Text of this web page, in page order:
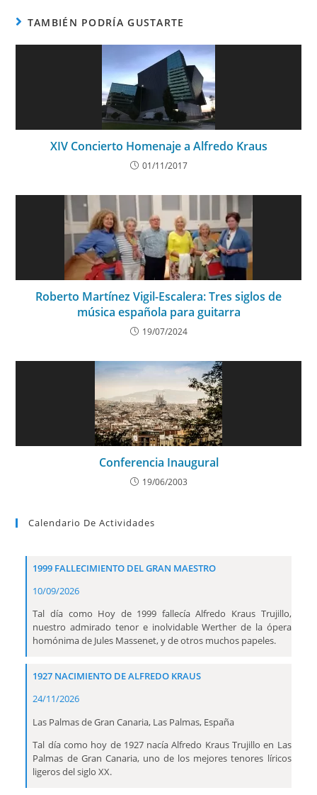
TAMBIÉN PODRÍA GUSTARTE
XIV Concierto Homenaje a Alfredo Kraus
01/11/2017
Roberto Martínez Vigil-Escalera: Tres siglos de
música española para guitarra
19/07/2024
Conferencia Inaugural
19/06/2003
Calendario De Actividades
1999 FALLECIMIENTO DEL GRAN MAESTRO
10/09/2026
Tal día como Hoy de 1999 fallecía Alfredo Kraus Trujillo,
nuestro admirado tenor e inolvidable Werther de la ópera
homónima de Jules Massenet, y de otros muchos papeles.
1927 NACIMIENTO DE ALFREDO KRAUS
24/11/2026
Las Palmas de Gran Canaria, Las Palmas, España
Tal día como hoy de 1927 nacía Alfredo Kraus Trujillo en Las
Palmas de Gran Canaria, uno de los mejores tenores líricos
ligeros del siglo XX.